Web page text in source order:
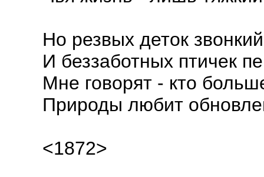
Но резвых деток
И беззаботных птичек
Мне говорят - кто
Природы любит
<1872>